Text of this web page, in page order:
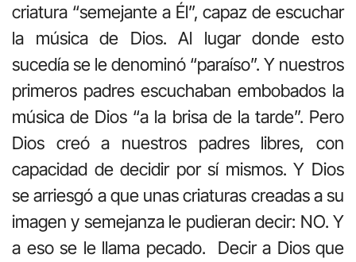
criatura “semejante a Él”, capaz de escuchar
la música de Dios. Al lugar donde esto
sucedía se le denominó “paraíso”. Y nuestros
primeros padres escuchaban embobados la
música de Dios “a la brisa de la tarde”. Pero
Dios creó a nuestros padres libres, con
capacidad de decidir por sí mismos. Y Dios
se arriesgó a que unas criaturas creadas a su
imagen y semejanza le pudieran decir: NO. Y
a eso se le llama pecado. Decir a Dios que